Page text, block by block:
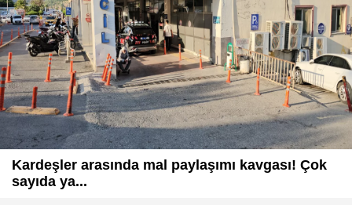
Kardeşler arasında mal paylaşımı kavgası! Çok
sayıda ya...